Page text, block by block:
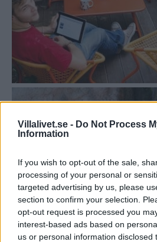
Villalivet.se - Do Not Process
Information
If you wish to opt-out of the sale,
processing of your personal or
targeted advertising by us, please
section to confirm your selection.
opt-out request is processed you
interest-based ads based on
us or personal information disclosed